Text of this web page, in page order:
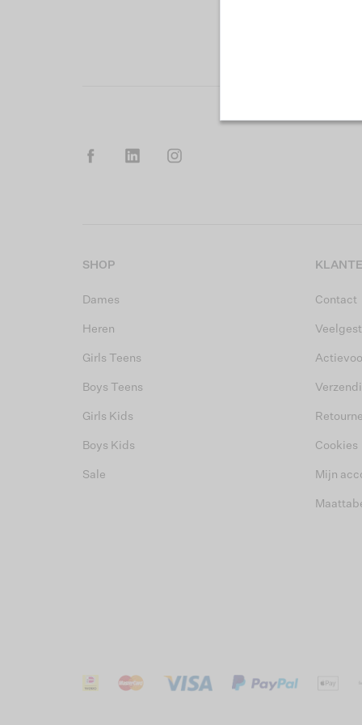
SHOP
Dames
Heren
Girls Teens
Boys Teens
Girls Kids
Boys Kids
Sale
Contact
Cookies
Mijn